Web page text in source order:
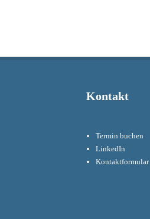
Kontakt
Termin buchen
LinkedIn
Kontaktformular